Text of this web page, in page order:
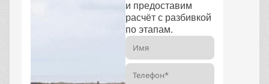
и предоставим
расчёт с разбивкой
по этапам.